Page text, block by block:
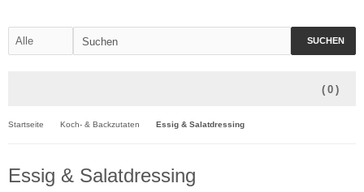
SUCHEN
( 0 )
Startseite Koch- & Backzutaten Essig & Salatdressing
Essig & Salatdressing